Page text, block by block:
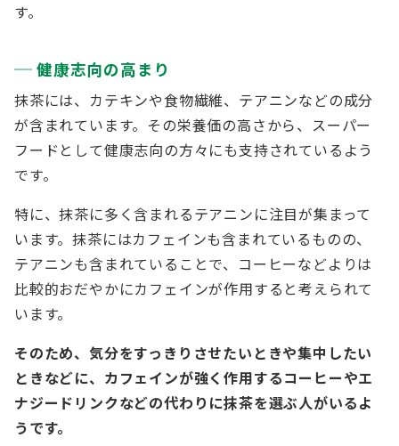
す。
健康志向の高まり
抹茶には、カテキンや食物繊維、テアニンなどの成分
が含まれています。その栄養価の高さから、スーパー
フードとして健康志向の方々にも支持されているよう
です。
特に、抹茶に多く含まれるテアニンに注目が集まって
います。抹茶にはカフェインも含まれているものの、
テアニンも含まれていることで、コーヒーなどよりは
比較的おだやかにカフェインが作用すると考えられて
います。
そのため、気分をすっきりさせたいときや集中したい
ときなどに、カフェインが強く作用するコーヒーやエ
ナジードリンクなどの代わりに抹茶を選ぶ人がいるよ
うです。